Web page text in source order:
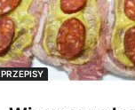
PRZEPISY